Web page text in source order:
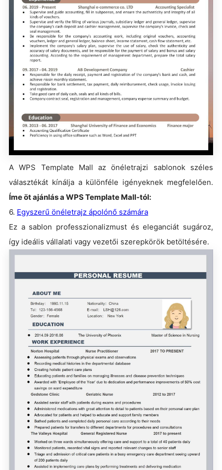
A WPS Template Mall az önéletrajzi sablonok széles
választékát kínálja a különféle igényeknek megfelelően.
Íme öt ajánlás a WPS Template Mall-tól:
6. Egyszerű önéletrajz ápolónő számára
Ez a sablon professzionalizmust és eleganciát sugároz,
így ideális vállalati vagy vezetői szerepkörök betöltésére.